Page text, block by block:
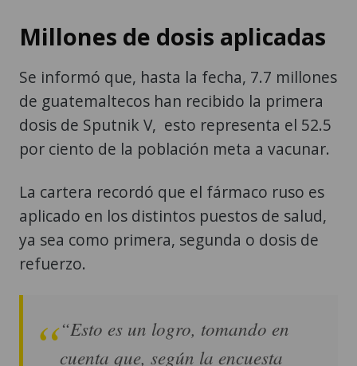
Millones de dosis aplicadas
Se informó que, hasta la fecha, 7.7 millones
de guatemaltecos han recibido la primera
dosis de Sputnik V, esto representa el 52.5
por ciento de la población meta a vacunar.
La cartera recordó que el fármaco ruso es
aplicado en los distintos puestos de salud,
ya sea como primera, segunda o dosis de
refuerzo.
“Esto es un logro, tomando en
cuenta que, según la encuesta